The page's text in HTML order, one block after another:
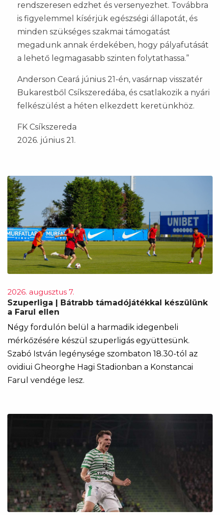
rendszeresen edzhet és versenyezhet. Továbbra
is figyelemmel kísérjük egészségi állapotát, és
minden szükséges szakmai támogatást
megadunk annak érdekében, hogy pályafutását
a lehető legmagasabb szinten folytathassa.”
Anderson Ceará június 21-én, vasárnap visszatér
Bukarestből Csíkszeredába, és csatlakozik a nyári
felkészülést a héten elkezdett keretünkhöz.
FK Csíkszereda
2026. június 21.
2026. augusztus 7.
Szuperliga | Bátrabb támadójátékkal készülünk
a Farul ellen
Négy fordulón belül a harmadik idegenbeli
mérkőzésére készül szuperligás együttesünk.
Szabó István legénysége szombaton 18.30-tól az
ovidiui Gheorghe Hagi Stadionban a Konstancai
Farul vendége lesz.